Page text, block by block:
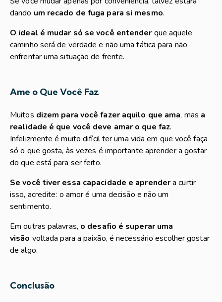
dando um recado de fuga para si mesmo.
O ideal é mudar só se você entender que aquele
caminho será de verdade e não uma tática para não
enfrentar uma situação de frente.
Ame o Que Você Faz
Muitos dizem para você fazer aquilo que ama, mas a
realidade é que você deve amar o que faz.
Infelizmente é muito difícil ter uma vida em que você faça
só o que gosta, às vezes é importante aprender a gostar
do que está para ser feito.
Se você tiver essa capacidade e aprendera curtir
isso, acredite: o amor é uma decisão e não um
sentimento.
Em outras palavras, o desafio é superar uma
visão voltada para a paixão, é necessário escolher gostar
de algo.
Conclusão